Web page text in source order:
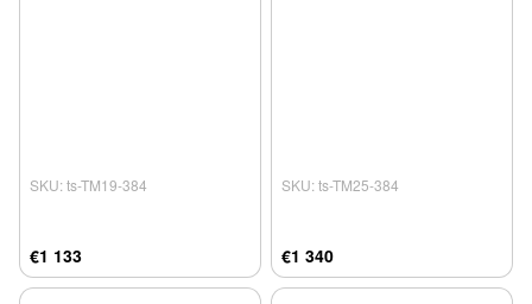
SKU: ts-TM19-384
€1 133
SKU: ts-TM25-384
€1 340